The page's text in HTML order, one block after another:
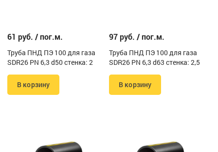
61 руб. / пог.м.
Труба ПНД ПЭ 100 для газа
SDR26 PN 6,3 d50 стенка: 2
В корзину
97 руб. / пог.м.
Труба ПНД ПЭ 100 для газа
SDR26 PN 6,3 d63 стенка: 2,5
В корзину